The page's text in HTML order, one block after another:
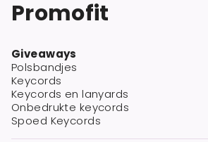
Promofit
Giveaways
Polsbandjes
Keycords
Keycords en lanyards
Onbedrukte keycords
Spoed Keycords